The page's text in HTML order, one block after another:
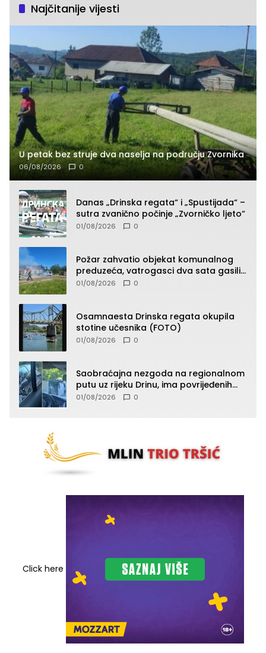
Najčitanije vijesti
U petak bez struje dva naselja na području Zvornika
06/08/2026 0
Danas „Drinska regata“ i „Spustijada“ –
sutra zvanično počinje „Zvorničko ljeto“
01/08/2026 0
Požar zahvatio objekat komunalnog
preduzeća, vatrogasci dva sata gasili
vatru (FOTO)
01/08/2026 0
Osamnaesta Drinska regata okupila
stotine učesnika (FOTO)
01/08/2026 0
Saobraćajna nezgoda na regionalnom
putu uz rijeku Drinu, ima povrijeđenih
lica (FOTO)
01/08/2026 0
Click here